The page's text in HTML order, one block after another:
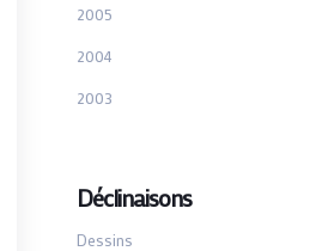
2005
2004
2003
Déclinaisons
Dessins